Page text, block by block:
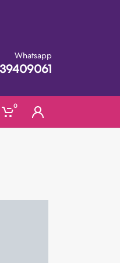
Whatsapp
0